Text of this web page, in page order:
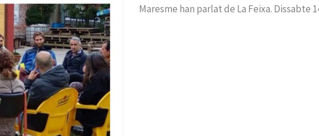
Maresme han parlat de La Feixa. Dissabte